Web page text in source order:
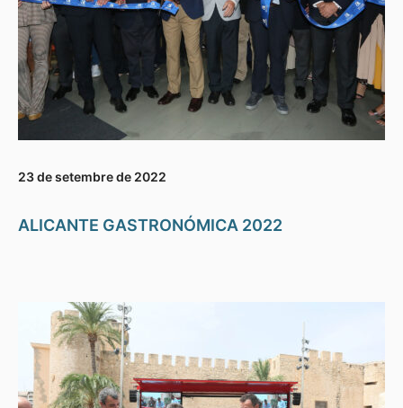
23 de setembre de 2022
ALICANTE GASTRONÓMICA 2022